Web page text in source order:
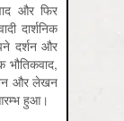
और फिर
दार्शनिक
दर्शन और
भौतिकवाद,
और लेखन
हुआ।